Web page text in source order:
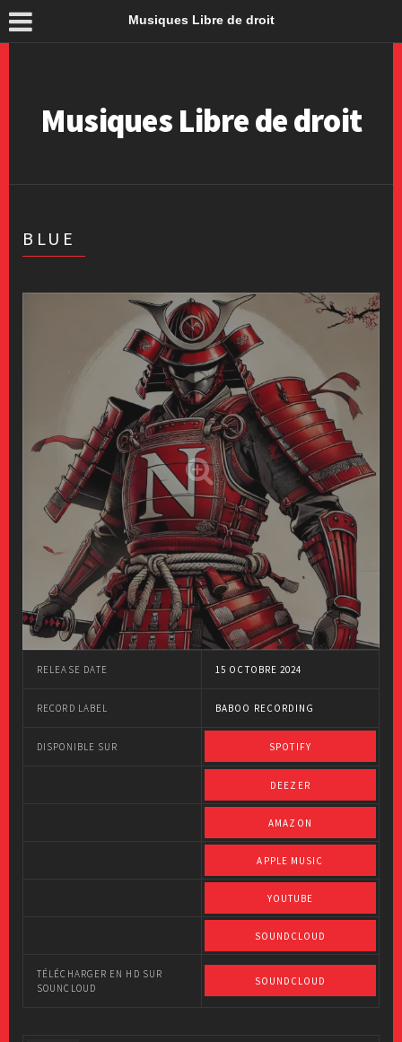
Musiques Libre de droit
Musiques Libre de droit
BLUE
RELEASE DATE 15 OCTOBRE 2024
RECORD LABEL BABOO RECORDING
DISPONIBLE SUR SPOTIFY
DEEZER
AMAZON
APPLE MUSIC
YOUTUBE
SOUNDCLOUD
TÉLÉCHARGER EN HD SUR
SOUNCLOUD
SOUNDCLOUD